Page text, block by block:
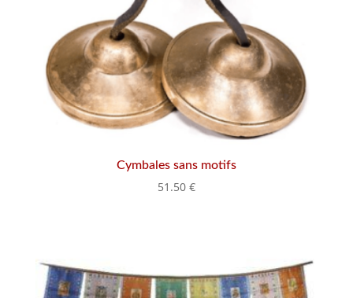
Cymbales sans motifs
51.50 €